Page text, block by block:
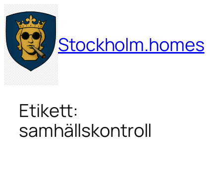
Hoppa
till
innehåll
Stockholm.homes
Etikett:
samhällskontroll